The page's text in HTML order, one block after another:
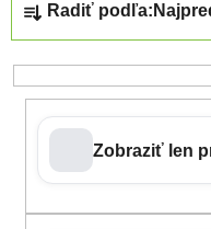
Radiť podľa:
Zobraziť len